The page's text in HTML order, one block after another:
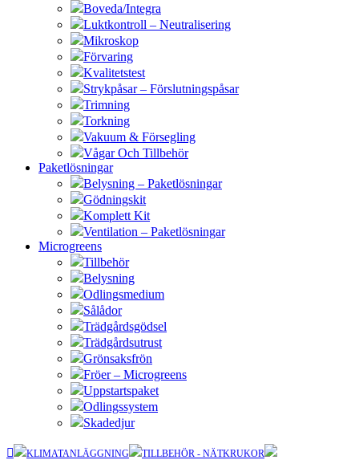
Boveda/Integra
Luktkontroll – Neutralisering
Mikroskop
Förvaring
Kvalitetstest
Strykpåsar – Förslutningspåsar
Trimning
Torkning
Vakuum & Försegling
Vågar Och Tillbehör
Paketlösningar
Belysning – Paketlösningar
Gödningskit
Komplett Kit
Ventilation – Paketlösningar
Microgreens
Tillbehör
Belysning
Odlingsmedium
Sålådor
Trädgårdsgödsel
Trädgårdsutrust
Grönsaksfrön
Fröer – Microgreens
Uppstartspaket
Odlingssystem
Skadedjur
KLIMATANLÄGGNING
TILLBEHÖR - NÄTKRUKOR